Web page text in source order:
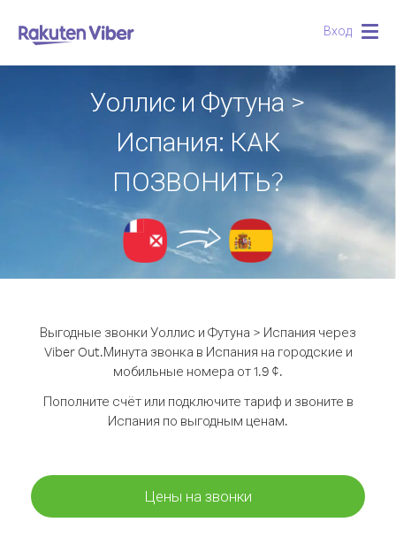
Вход
Уоллис и Футуна >
Испания: КАК
ПОЗВОНИТЬ?
Выгодные звонки Уоллис и Футуна > Испания через
Viber Out.Минута звонка в Испания на городские и
мобильные номера от 1.9 ¢.
Пополните счёт или подключите тариф и звоните в
Испания по выгодным ценам.
Цены на звонки